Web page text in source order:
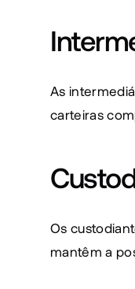
As
carteiras
Os
mantêm a